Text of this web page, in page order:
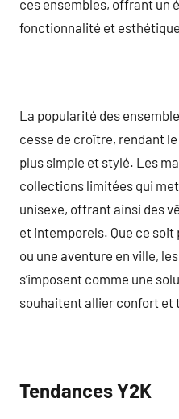
ces ensembles, offrant un
fonctionnalité et
La popularité des
cesse de croître, rendant
plus simple et stylé. Les
collections limitées qui
unisexe, offrant ainsi des
et intemporels. Que ce
ou une aventure en ville,
s’imposent comme une
souhaitent allier confort et
Tendances Y2K